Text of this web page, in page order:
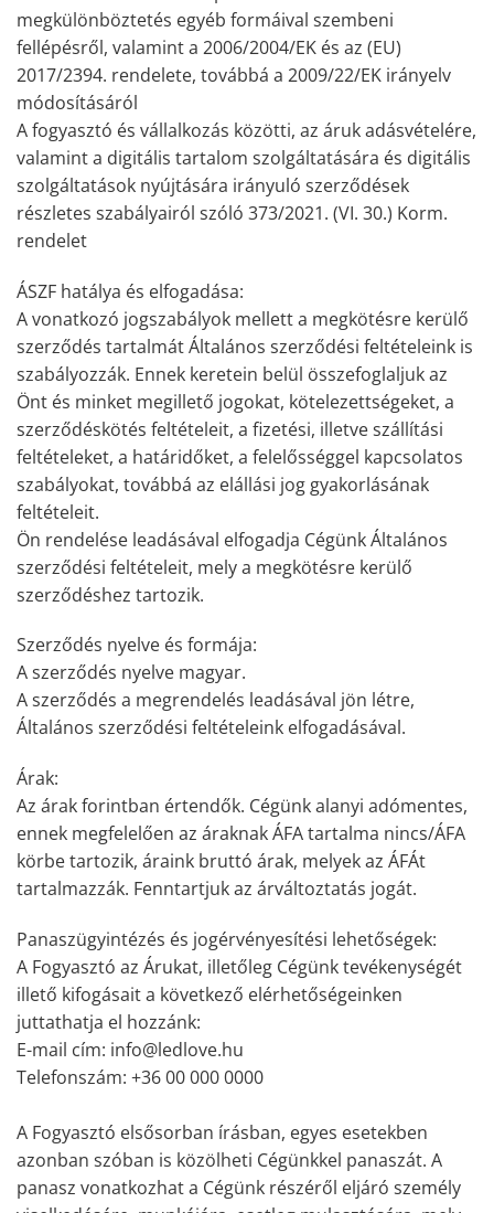
megkülönböztetés egyéb formáival szembeni
fellépésről, valamint a 2006/2004/EK és az (EU)
2017/2394. rendelete, továbbá a 2009/22/EK irányelv
módosításáról
A fogyasztó és vállalkozás közötti, az áruk adásvételére,
valamint a digitális tartalom szolgáltatására és digitális
szolgáltatások nyújtására irányuló szerződések
részletes szabályairól szóló 373/2021. (VI. 30.) Korm.
rendelet
ÁSZF hatálya és elfogadása:
A vonatkozó jogszabályok mellett a megkötésre kerülő
szerződés tartalmát Általános szerződési feltételeink is
szabályozzák. Ennek keretein belül összefoglaljuk az
Önt és minket megillető jogokat, kötelezettségeket, a
szerződéskötés feltételeit, a fizetési, illetve szállítási
feltételeket, a határidőket, a felelősséggel kapcsolatos
szabályokat, továbbá az elállási jog gyakorlásának
feltételeit.
Ön rendelése leadásával elfogadja Cégünk Általános
szerződési feltételeit, mely a megkötésre kerülő
szerződéshez tartozik.
Szerződés nyelve és formája:
A szerződés nyelve magyar.
A szerződés a megrendelés leadásával jön létre,
Általános szerződési feltételeink elfogadásával.
Árak:
Az árak forintban értendők. Cégünk alanyi adómentes,
ennek megfelelően az áraknak ÁFA tartalma nincs/ÁFA
körbe tartozik, áraink bruttó árak, melyek az ÁFÁt
tartalmazzák. Fenntartjuk az árváltoztatás jogát.
Panaszügyintézés és jogérvényesítési lehetőségek:
A Fogyasztó az Árukat, illetőleg Cégünk tevékenységét
illető kifogásait a következő elérhetőségeinken
juttathatja el hozzánk:
E-mail cím: info@ledlove.hu
Telefonszám: +36 00 000 0000
A Fogyasztó elsősorban írásban, egyes esetekben
azonban szóban is közölheti Cégünkkel panaszát. A
panasz vonatkozhat a Cégünk részéről eljáró személy